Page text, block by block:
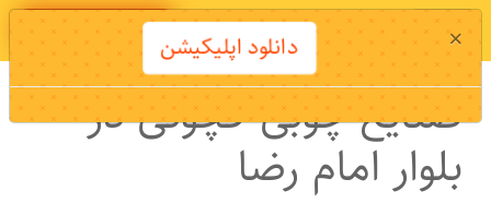
دانلود اپلیکیشن
صنایع چوبی کچوئی در
بلوار امام رضا
× دانلود اپلیکیشن